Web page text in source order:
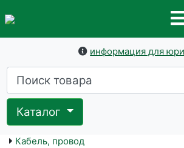
информация для
Каталог
Кабель, провод